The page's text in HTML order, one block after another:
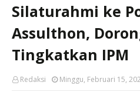
Silaturahmi ke
Assulthon,
Tingkatkan IPM
Redaksi Minggu, Februari 15,